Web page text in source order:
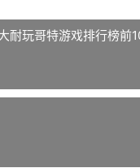
耐玩哥特游戏排行榜前